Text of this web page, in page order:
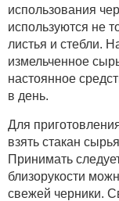
использования
используются не
листья и стебли.
измельченное
настоянное
в день.
Для
взять стакан
Принимать
близорукости
свежей черники.